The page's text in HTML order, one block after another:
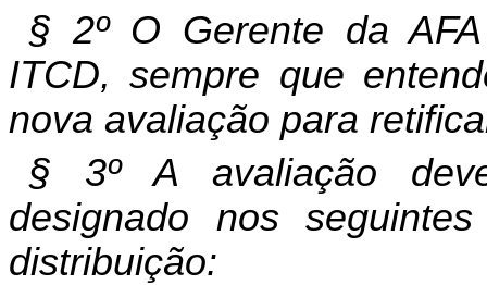
§ 2º O Gerente da
ITCD, sempre que
nova avaliação para
§ 3º A avaliação
designado nos
distribuição: